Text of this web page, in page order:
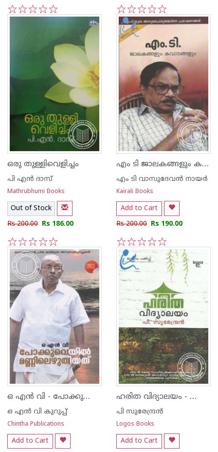
5
4
3
2
1 5
4
3
2
1
ഒരു തുള്ളിവെളിച്ചം
പി എ‌ന്‍ ദാസ്
Mathrubhumi Books
Out of Stock
Rs 200.00 Rs 186.00
5
4
3
2
1
എം ടി ജാലകങ്ങളും കവാടങ്ങളും
എം ടി വാസുദേവന്‍ നായര്‍
Kairali Books
Add to Cart
Rs 200.00 Rs 190.00
5
3
2
1
ഒ എന്‍ വി - പോക്കുവെയില്‍ മണ്ണിലെഴുതിയത്
ഒ എന്‍ വി കുറുപ്പ്‌
Chintha Publications
Add to Cart
ഹരിത വിദ്യാലയം - ലോഗോസ് എഡിറ്റിഒന്‍ -
പി സുരേന്ദ്രന്‍
Logos Books
Add to Cart